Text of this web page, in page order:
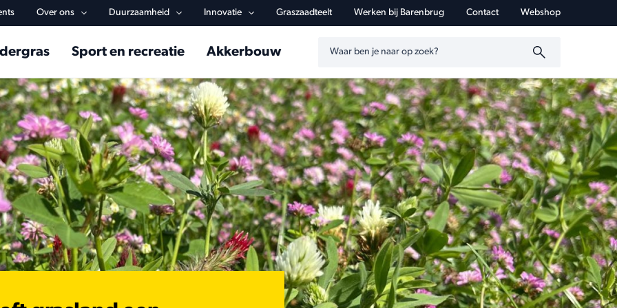
Over ons Duurzaamheid Innovatie Graszaadteelt Werken bij Barenbrug Contact Webshop
navigationSport en recreatie Akkerbouw